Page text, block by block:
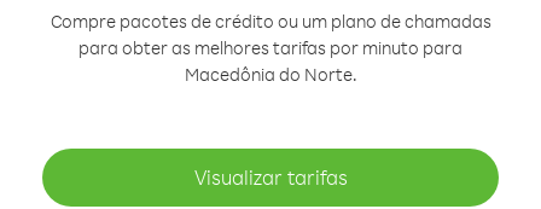
Compre pacotes de crédito ou um plano de chamadas
para obter as melhores tarifas por minuto para
Macedônia do Norte.
Visualizar tarifas